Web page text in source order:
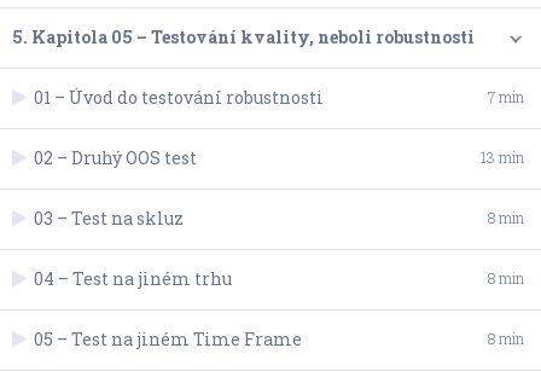
5. Kapitola 05 – Testování kvality, neboli robustnosti
01 – Úvod do testování robustnosti 7 min
02 – Druhý OOS test 13 min
03 – Test na skluz 8 min
04 – Test na jiném trhu 8 min
05 – Test na jiném Time Frame 8 min